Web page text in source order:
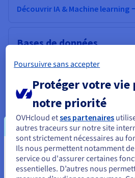
Découvrir IA & Machine learning
Bases de données
Choisissez parmi une vaste
une gestion experte de votre
Découvrir Cloud Databases
Analytics
Capitalisez sur vos données et
et vos applications avec une
open source.
Vous semblez être
Unis.
Poursuivre sans accepter
Protéger votre vie
notre priorité
OVHcloud etses partenaires
autres traceurs sur notre site
sont strictement nécessaires au
Ils nous permettent notamment
service ou d'assurer certaines
essentielles. D’autres nous